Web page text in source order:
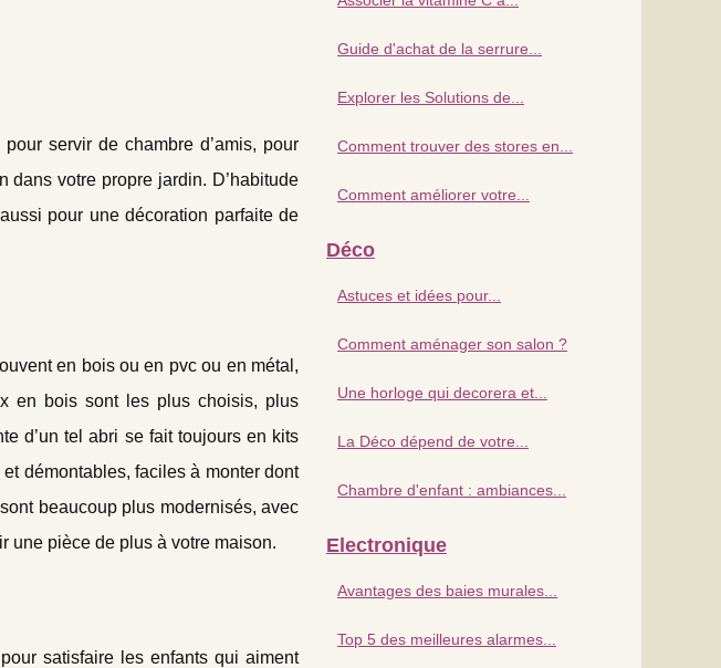
servir de chambre d’amis, pour
votre propre jardin. D’habitude
pour une décoration parfaite de
en bois ou en pvc ou en métal,
en bois sont les plus choisis, plus
d’un tel abri se fait toujours en kits
démontables, faciles à monter dont
beaucoup plus modernisés, avec
une pièce de plus à votre maison.
satisfaire les enfants qui aiment
Guide d'achat de la serrure...
Explorer les Solutions de...
Comment trouver des stores en...
Comment améliorer votre...
Déco
Astuces et idées pour...
Comment aménager son salon ?
Une horloge qui decorera et...
La Déco dépend de votre...
Chambre d'enfant : ambiances...
Electronique
Avantages des baies murales...
Top 5 des meilleures alarmes...